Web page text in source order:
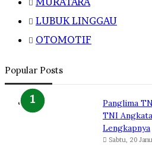
LUBUK LINGGAU
OTOMOTIF
Popular Posts
Panglima
TNI
Lengkapnya
Sabtu, 20